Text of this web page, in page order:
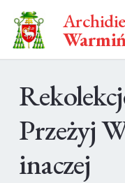
Przeżyj
inaczej